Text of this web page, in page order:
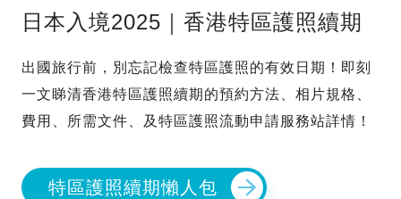
日本入境2025｜香港特區護照續期
出國旅行前，別忘記檢查特區護照的有效日期！即刻
一文睇清香港特區護照續期的預約方法、相片規格、
費用、所需文件、及特區護照流動申請服務站詳情！
特區護照續期懶人包